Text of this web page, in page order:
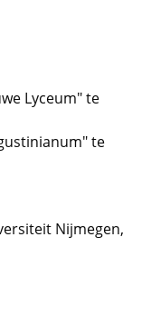
Lyceum" te
te
Nijmegen,